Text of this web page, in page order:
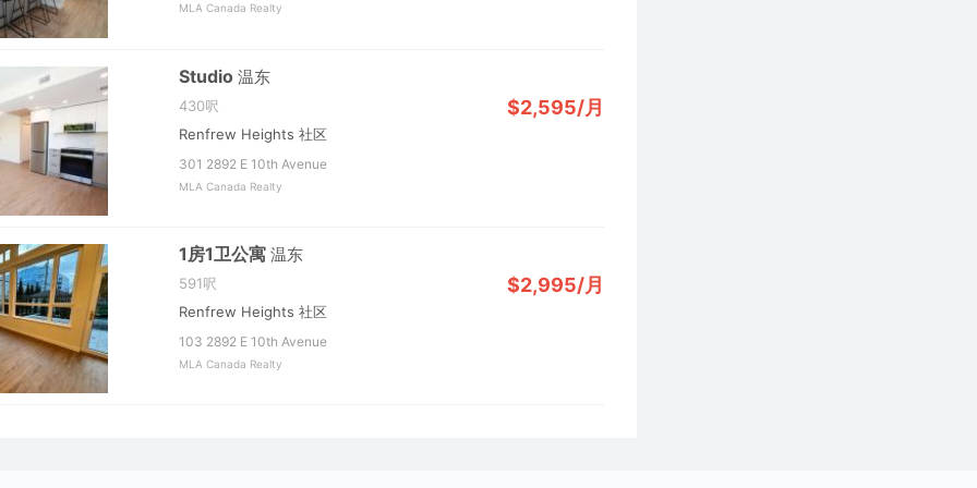
MLA Canada Realty
Studio 温东
430呎 $2,595/月
Renfrew Heights 社区
301 2892 E 10th Avenue
MLA Canada Realty
1房1卫公寓 温东
591呎 $2,995/月
Renfrew Heights 社区
103 2892 E 10th Avenue
MLA Canada Realty